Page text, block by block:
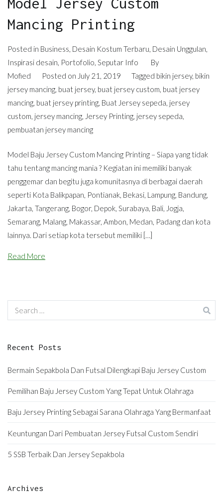
Mancing Printing
Posted in Business, Desain Kostum Terbaru, Desain Unggulan,
Inspirasi desain, Portofolio, Seputar Info
By
Mofied
Posted on July 21, 2019 Tagged bikin jersey, bikin
jersey mancing, buat jersey, buat jersey custom, buat jersey
mancing, buat jersey printing, Buat Jersey sepeda, jersey
custom, jersey mancing, Jersey Printing, jersey sepeda,
pembuatan jersey mancing
Model Baju Jersey Custom Mancing Printing – Siapa yang tidak
tahu tentang mancing mania ? Kegiatan ini memiliki banyak
penggemar dan begitu juga komunitasnya di berbagai daerah
seperti Kota Balikpapan, Pontianak, Bekasi, Lampung, Bandung,
Jakarta, Tangerang, Bogor, Depok, Surabaya, Bali, Jogja,
Semarang, Malang, Makassar, Ambon, Medan, Padang dan kota
lainnya. Dari setiap kota tersebut memiliki […]
Read More
Search
for:
Recent Posts
Bermain Sepakbola Dan Futsal Dilengkapi Baju Jersey Custom
Pemilihan Baju Jersey Custom Yang Tepat Untuk Olahraga
Baju Jersey Printing Sebagai Sarana Olahraga Yang Bermanfaat
Keuntungan Dari Pembuatan Jersey Futsal Custom Sendiri
5 SSB Terbaik Dan Jersey Sepakbola
Archives